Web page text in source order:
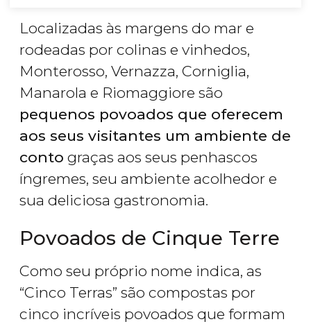
Localizadas às margens do mar e
rodeadas por colinas e vinhedos,
Monterosso, Vernazza, Corniglia,
Manarola e Riomaggiore são
pequenos povoados que oferecem
aos seus visitantes um ambiente de
conto graças aos seus penhascos
íngremes, seu ambiente acolhedor e
sua deliciosa gastronomia.
Povoados de Cinque Terre
Como seu próprio nome indica, as
“Cinco Terras” são compostas por
cinco incríveis povoados que formam